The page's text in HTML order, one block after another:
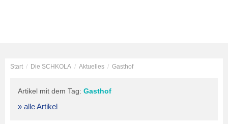
Start / Die SCHKOLA / Aktuelles / Gasthof
Artikel mit dem Tag: Gasthof
» alle Artikel